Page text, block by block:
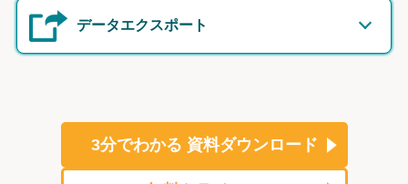
データエクスポート
3分でわかる 資料ダウンロード